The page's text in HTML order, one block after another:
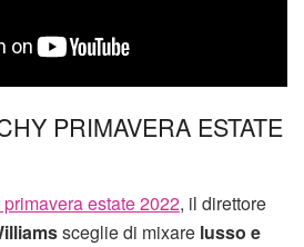
PRIMAVERA ESTATE
estate 2022, il direttore
sceglie di mixare lusso e